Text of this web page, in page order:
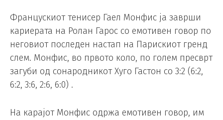
Францускиот тенисер Гаел Монфис ја заврши
кариерата на Ролан Гарос со емотивен говор по
неговиот последен настап на Парискиот гренд
слем. Монфис, во првото коло, по голем пресврт
загуби од сонародникот Хуго Гастон со 3:2 (6:2,
6:2, 3:6, 2:6, 6:0) .
На карајот Монфис одржа емотивен говор, им